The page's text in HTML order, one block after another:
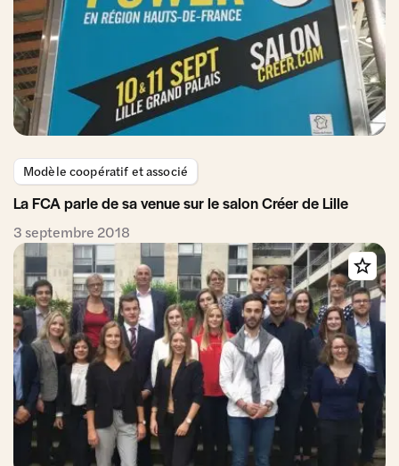
Modèle coopératif et associé
La FCA parle de sa venue sur le salon Créer de Lille
3 septembre 2018